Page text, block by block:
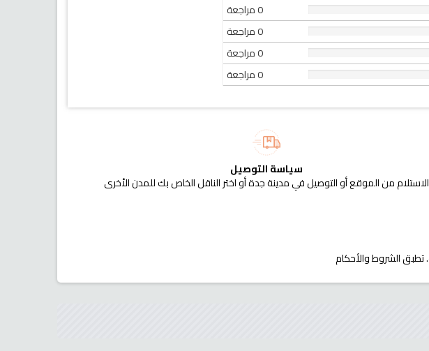
0 مراجعة
0 مراجعة
0 مراجعة
0 مراجعة
سياسة التوصيل
الاستلام من الموقع أو التوصيل في مدينة جدة أو اختر الناقل الخاص بك للمدن الأخرى